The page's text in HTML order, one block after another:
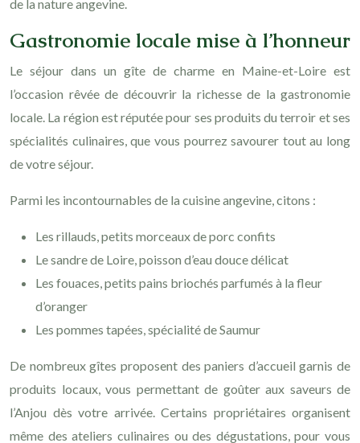
de la nature angevine.
Gastronomie locale mise à l’honneur
Le séjour dans un gîte de charme en Maine-et-Loire est
l’occasion rêvée de découvrir la richesse de la gastronomie
locale. La région est réputée pour ses produits du terroir et ses
spécialités culinaires, que vous pourrez savourer tout au long
de votre séjour.
Parmi les incontournables de la cuisine angevine, citons :
Les rillauds, petits morceaux de porc confits
Le sandre de Loire, poisson d’eau douce délicat
Les fouaces, petits pains briochés parfumés à la fleur
d’oranger
Les pommes tapées, spécialité de Saumur
De nombreux gîtes proposent des paniers d’accueil garnis de
produits locaux, vous permettant de goûter aux saveurs de
l’Anjou dès votre arrivée. Certains propriétaires organisent
même des ateliers culinaires ou des dégustations, pour vous